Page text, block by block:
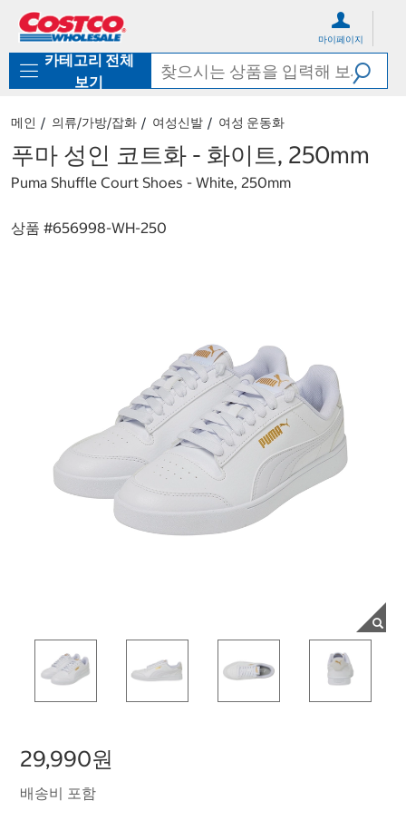
로
기
가
마이페이지
카테고리 전체
보기
메인 의류/가방/잡화 여성신발 여성 운동화
푸마 성인 코트화 - 화이트, 250mm
Puma Shuffle Court Shoes - White, 250mm
상품 #656998-WH-250
29,990원
배송비 포함